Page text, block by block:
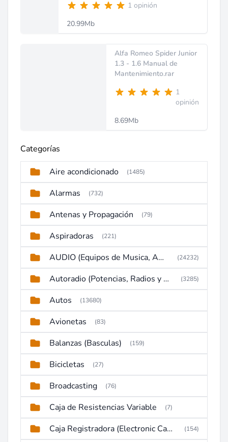
1 opinión
20.99Mb
Alfa Romeo Spider Junior
1.3 - 1.6 Manual de
Mantenimiento.rar
1
opinión
8.69Mb
Categorías
Aire acondicionado (1485)
Alarmas (732)
Antenas y Propagación (79)
Aspiradoras (221)
AUDIO (Equipos de Musica, Amplificadores, Reproductores, Etc) (24232)
Autoradio (Potencias, Radios y DVD) (3285)
Autos (13680)
Avionetas (83)
Balanzas (Basculas) (159)
Bicicletas (27)
Broadcasting (76)
Caja de Resistencias Variable (7)
Caja Registradora (Electronic Cash Register) (154)